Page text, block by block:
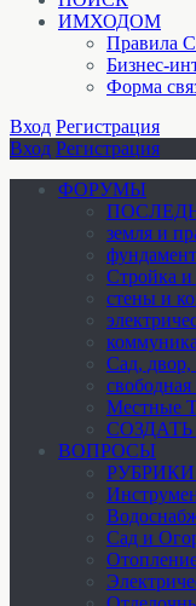
ИМХОДОМ
Правила
Бизнес-
Форма
Вход Регистрация
Вход Регистрация
ФОРУМЫ
земля и
Стройка
стены и
Cад,
свободная
Местные
ВОПРОСЫ
Сад и